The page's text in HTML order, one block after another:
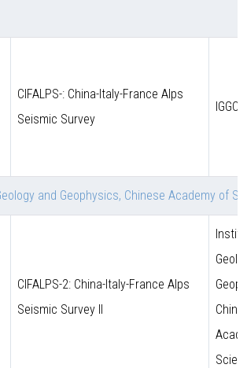
CIFALPS-: China-Italy-France Alps
Seismic Survey
and Geophysics, Chinese Academy of
CIFALPS-2: China-Italy-France Alps
Seismic Survey II